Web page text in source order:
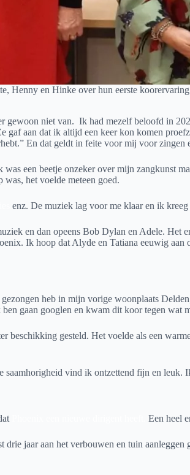
Henny en Hinke over hun eerste
niet van. Ik had mezelf beloofd in
gaf aan dat ik altijd een keer kon komen
En dat geldt in feite voor mij voor
een beetje onzeker over mijn zangkunst
het voelde meteen goed.
enz. De muziek lag voor me klaar en ik
en dan opeens Bob Dylan en Adele. Het
Ik hoop dat Alyde en Tatiana eeuwig
heb in mijn vorige woonplaats
gaan googlen en kwam dit koor tegen wat
gesteld. Het voelde als een
vind ik ontzettend fijn en leuk.
Een heel
jaar aan het verbouwen en tuin